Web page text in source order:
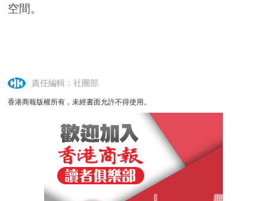
空間。
責任編輯：社團部
香港商報版權所有，未經書面允許不得使用。